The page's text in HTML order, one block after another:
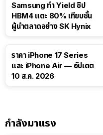
Samsung ทำ Yield ชิป
HBM4 แตะ 80% เทียบชั้น
ผู้นำตลาดอย่าง SK Hynix
ราคา iPhone 17 Series
และ iPhone Air — อัปเดต
10 ส.ค. 2026
กำลังมาแรง